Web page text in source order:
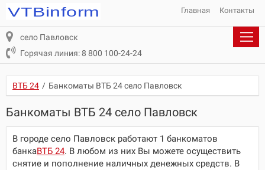
Главная Контакты
село Павловск
Горячая линия: 8 800 100-24-24
ВТБ 24 / Банкоматы ВТБ 24 село Павловск
Банкоматы ВТБ 24 село Павловск
В городе село Павловск работают 1 банкоматов
банкаВТБ 24. В любом из них Вы можете осуществить
снятие и пополнение наличных денежных средств. В